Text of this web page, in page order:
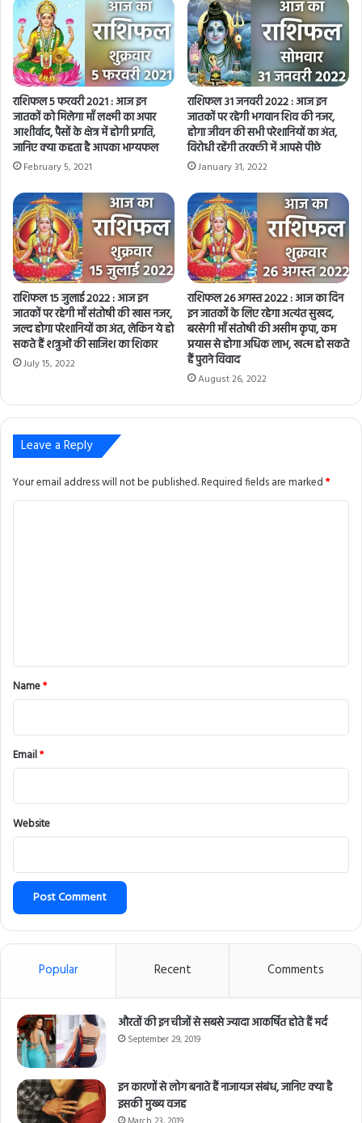
m
a
i
l
a
d
d
r
e
s
राशिफल 5 फरवरी 2021 : आज इन
जातकों को मिलेगा माँ लक्ष्मी का अपार
आशीर्वाद, पैसों के क्षेत्र में होगी प्रगति,
जानिए क्या कहता है आपका भाग्यफल
February 5, 2021
राशिफल 31 जनवरी 2022 : आज इन
जातकों पर रहेगी भगवान शिव की नजर,
होगा जीवन की सभी परेशानियों का अंत,
विरोधी रहेंगी तरक्की में आपसे पीछे
January 31, 2022
राशिफल 15 जुलाई 2022 : आज इन
जातकों पर रहेगी माँ संतोषी की खास नजर,
जल्द होगा परेशानियों का अंत, लेकिन ये हो
सकते हैं शत्रुओं की साजिश का शिकार
July 15, 2022
राशिफल 26 अगस्त 2022 : आज का दिन
इन जातकों के लिए रहेगा अत्यंत सुखद,
बरसेगी माँ संतोषी की असीम कृपा, कम
प्रयास से होगा अधिक लाभ, खत्म हो सकते
हैं पुराने विवाद
August 26, 2022
Leave a Reply
Your email address will not be published.Required fields are marked*
*
Name*
Email*
Website
Popular Recent Comments
औरतों की इन चीजों से सबसे ज्यादा आकर्षित होते हैं मर्द
September 29, 2019
इन कारणों से लोग बनाते हैं नाजायज संबंध, जानिए क्या है
इसकी मुख्य वजह